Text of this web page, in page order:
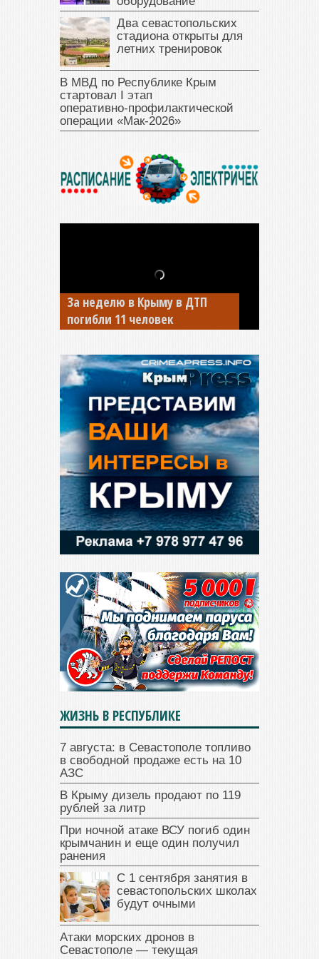
Два севастопольских
стадиона открыты для
летних тренировок
В МВД по Республике Крым
стартовал I этап
оперативно‑профилактической
операции «Мак‑2026»
За неделю в Крыму в ДТП
погибли 11 человек
В Джанкое водитель ВАЗа
сбил двух детей на «зебре»
ЖИЗНЬ В РЕСПУБЛИКЕ
7 августа: в Севастополе топливо
в свободной продаже есть на 10
АЗС
В Крыму дизель продают по 119
рублей за литр
При ночной атаке ВСУ погиб один
крымчанин и еще один получил
ранения
С 1 сентября занятия в
севастопольских школах
будут очными
Атаки морских дронов в
Севастополе — текущая